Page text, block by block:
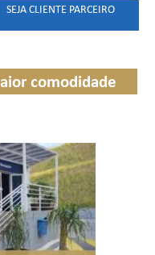
SEJA CLIENTE PARCEIRO
comodidade